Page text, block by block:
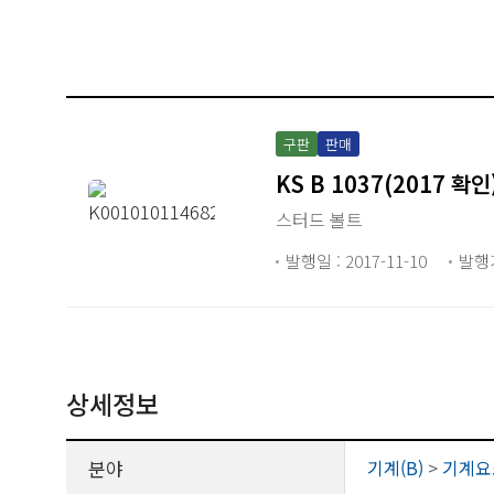
구판 판매
KS B 1037(2017 확
스터드 볼트
발행일 : 2017-11-10 발
상세정보
분야 기계(B) > 기계